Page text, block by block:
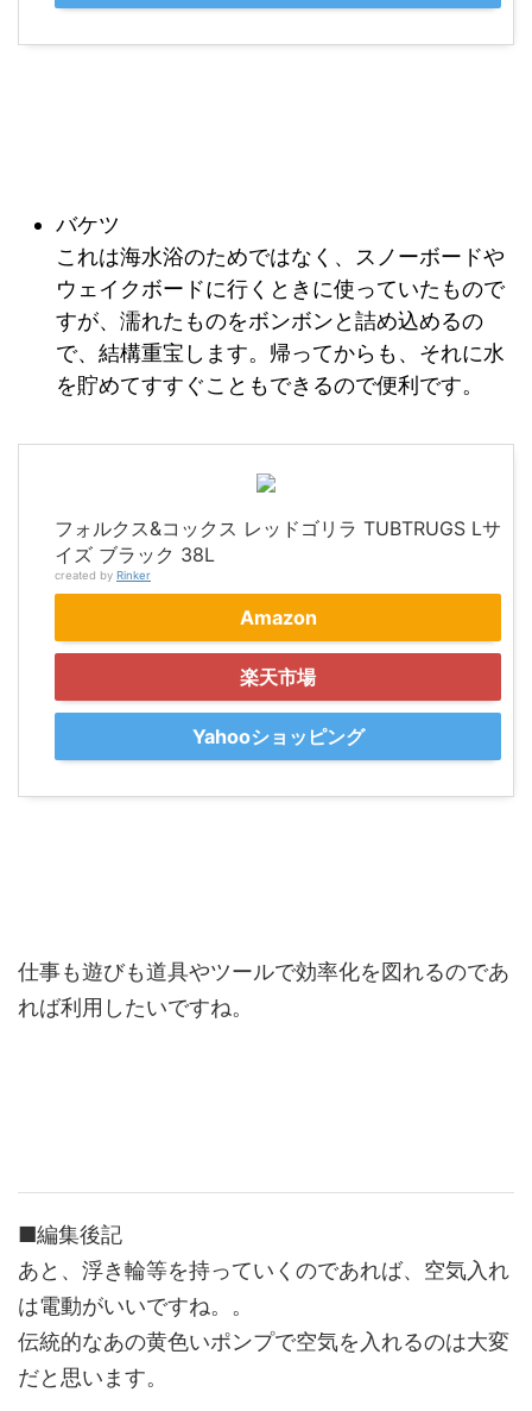
バケツ
これは海水浴のためではなく、スノーボードや
ウェイクボードに行くときに使っていたもので
すが、濡れたものをボンボンと詰め込めるの
で、結構重宝します。帰ってからも、それに水
を貯めてすすぐこともできるので便利です。
フォルクス&コックス レッドゴリラ TUBTRUGS Lサ
イズ ブラック 38L
created by Rinker
Amazon
楽天市場
Yahooショッピング
仕事も遊びも道具やツールで効率化を図れるのであ
れば利用したいですね。
■編集後記
あと、浮き輪等を持っていくのであれば、空気入れ
は電動がいいですね。。
伝統的なあの黄色いポンプで空気を入れるのは大変
だと思います。